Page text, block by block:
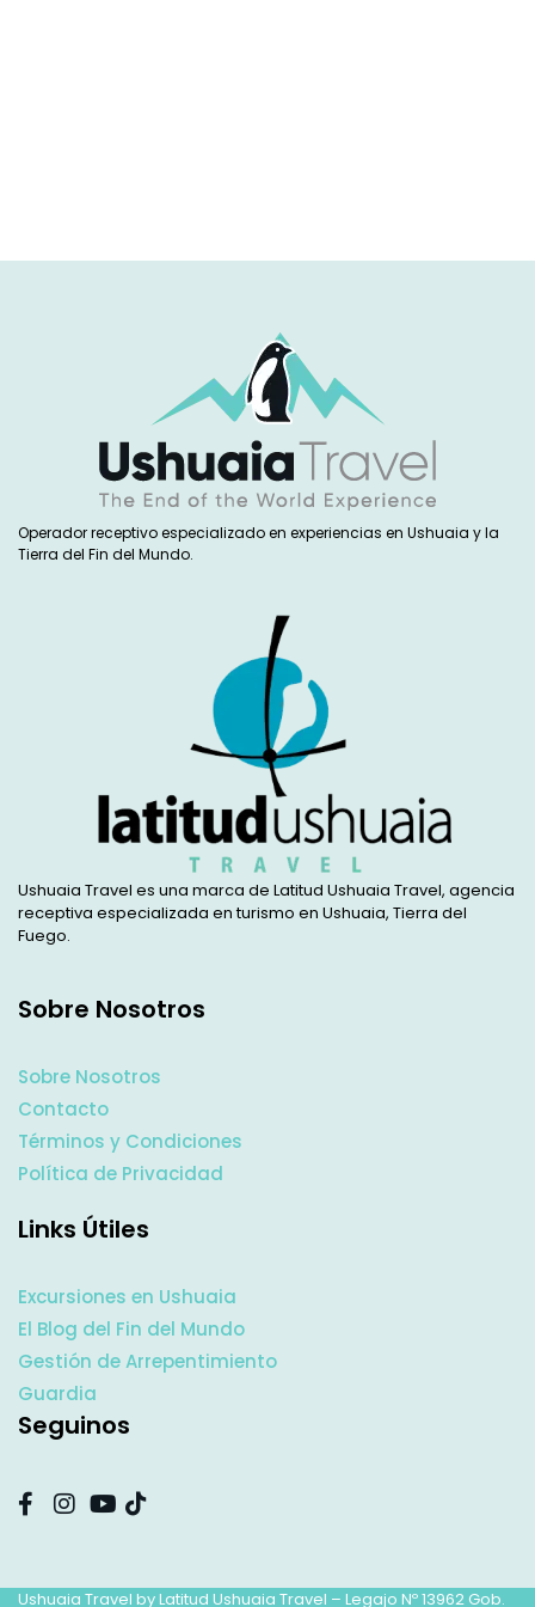
Operador receptivo especializado en experiencias en Ushuaia y la
Tierra del Fin del Mundo.
Ushuaia Travel es una marca de Latitud Ushuaia Travel, agencia
receptiva especializada en turismo en Ushuaia, Tierra del
Fuego.
Sobre Nosotros
Sobre Nosotros
Contacto
Términos y Condiciones
Política de Privacidad
Links Útiles
Excursiones en Ushuaia
El Blog del Fin del Mundo
Gestión de Arrepentimiento
Guardia
Seguinos
Ushuaia Travel by Latitud Ushuaia Travel – Legajo Nº 13962 Gob.